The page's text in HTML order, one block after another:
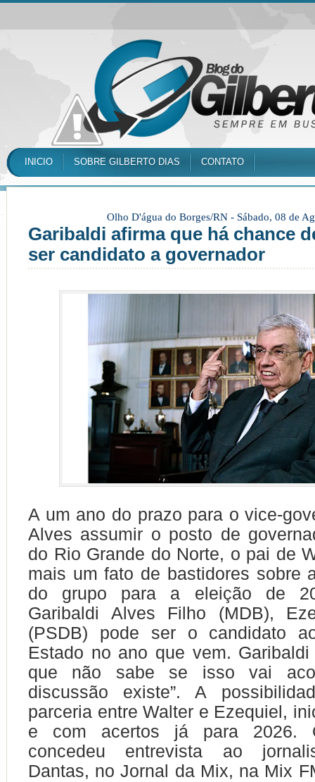
INICIO SOBRE GILBERTO DIAS CONTATO
Olho D'água do Borges/RN - Sábado, 08 de
Garibaldi afirma que há chance
ser candidato a governador
A um ano do prazo para o vice-
Alves assumir o posto de
do Rio Grande do Norte, o pai de
mais um fato de bastidores sobre
do grupo para a eleição de
Garibaldi Alves Filho (MDB),
(PSDB) pode ser o candidato
Estado no ano que vem.
que não sabe se isso vai
discussão existe”. A
parceria entre Walter e Ezequiel,
e com acertos já para 2026.
concedeu entrevista ao
Dantas, no Jornal da Mix, na Mix